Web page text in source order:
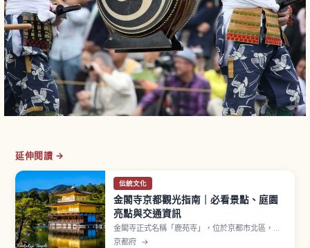
延伸閱讀 →
伝統文化
金閣寺京都觀光指南｜必看景點、庭園
亮點與交通資訊
金閣寺正式名稱「鹿苑寺」，位於京都市北區，相
傳室町時代足利義滿營建北山殿並建立覆以金箔的
京都府 →